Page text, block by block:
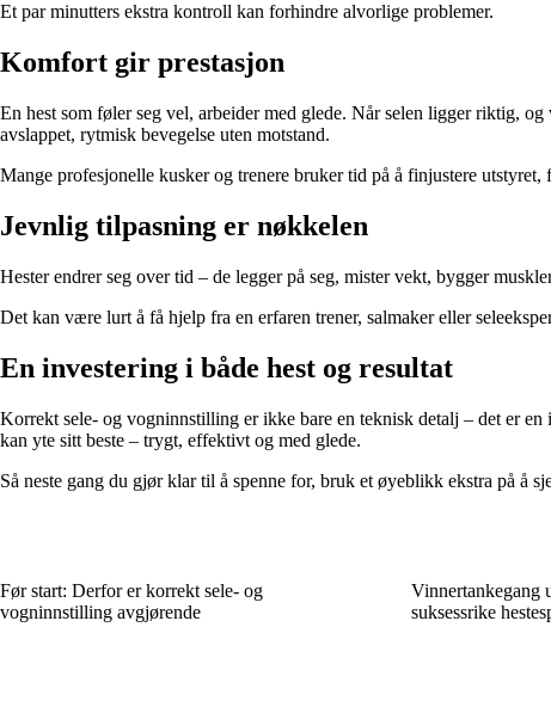
Et par minutters ekstra kontroll kan forhindre alvorlige problemer.
Komfort gir prestasjon
En hest som føler seg vel, arbeider med glede. Når selen ligger riktig,
avslappet, rytmisk bevegelse uten motstand.
Mange profesjonelle kusker og trenere bruker tid på å finjustere
Jevnlig tilpasning er nøkkelen
Hester endrer seg over tid – de legger på seg, mister vekt, bygger
Det kan være lurt å få hjelp fra en erfaren trener, salmaker eller
En investering i både hest og resultat
Korrekt sele- og vogninnstilling er ikke bare en teknisk detalj – det er en
kan yte sitt beste – trygt, effektivt og med glede.
Så neste gang du gjør klar til å spenne for, bruk et øyeblikk ekstra på å
Før start: Derfor er korrekt sele- og
vogninnstilling avgjørende
Vinnertankegang
suksessrike